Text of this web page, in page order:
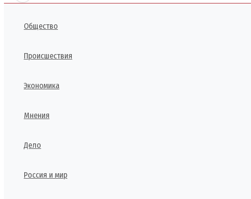
Общество
Происшествия
Экономика
Мнения
Дело
Россия и мир